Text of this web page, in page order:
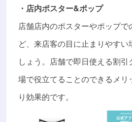
・店内ポスター&ポップ
店舗店内のポスターやポップで
ど、来店客の目に止まりやすい
しょう。店舗で即日使える割
場で役立てることのできるメリ
り効果的です。